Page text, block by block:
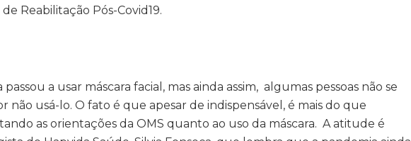
Reabilitação Pós-Covid19.
a usar máscara facial, mas ainda assim, algumas pessoas não se
não usá-lo. O fato é que apesar de indispensável, é mais do que
as orientações da OMS quanto ao uso da máscara. A atitude é